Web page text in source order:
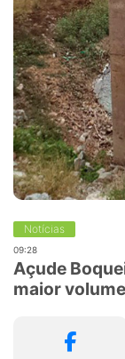
Notícias
09:28
Açude
maior